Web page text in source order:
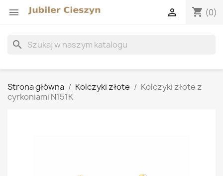
 shopping_cart (0)

search
Strona główna Kolczyki złote
Kolczyki złote z
cyrkoniami N151K